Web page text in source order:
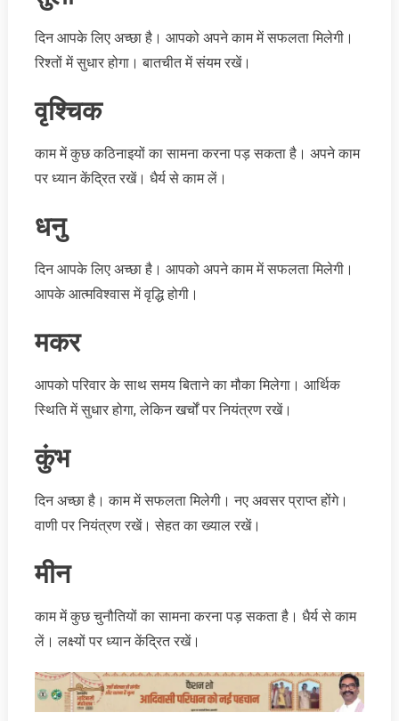
दिन आपके लिए अच्छा है। आपको अपने काम में सफलता मिलेगी।
रिश्तों में सुधार होगा। बातचीत में संयम रखें।
वृश्चिक
काम में कुछ कठिनाइयों का सामना करना पड़ सकता है। अपने काम
पर ध्यान केंद्रित रखें। धैर्य से काम लें।
धनु
दिन आपके लिए अच्छा है। आपको अपने काम में सफलता मिलेगी।
आपके आत्मविश्वास में वृद्धि होगी।
मकर
आपको परिवार के साथ समय बिताने का मौका मिलेगा। आर्थिक
स्थिति में सुधार होगा, लेकिन खर्चों पर नियंत्रण रखें।
कुंभ
दिन अच्छा है। काम में सफलता मिलेगी। नए अवसर प्राप्त होंगे।
वाणी पर नियंत्रण रखें। सेहत का ख्याल रखें।
मीन
काम में कुछ चुनौतियों का सामना करना पड़ सकता है। धैर्य से काम
लें। लक्ष्यों पर ध्यान केंद्रित रखें।